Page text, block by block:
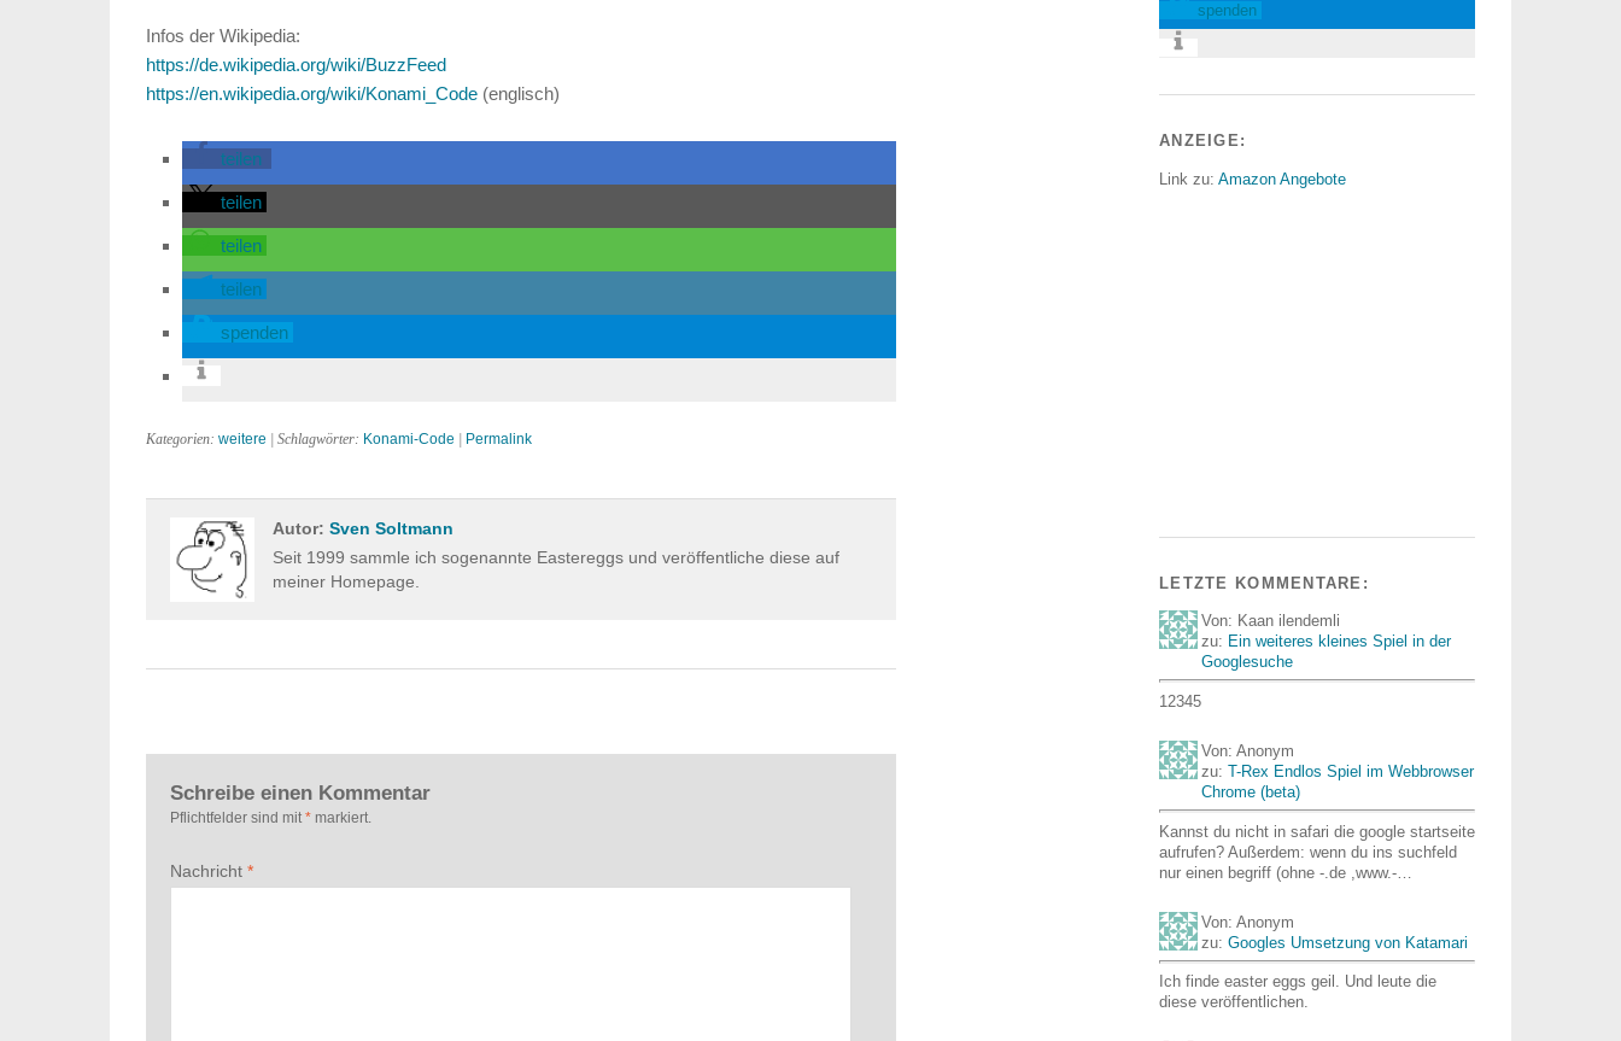
Infos der Wikipedia:
https://de.wikipedia.org/wiki/BuzzFeed
https://en.wikipedia.org/wiki/Konami_Code (englisch)
teilen
teilen
teilen
teilen
spenden
Kategorien: weitere | Schlagwörter: Konami-Code Permalink
Autor: Sven Soltmann
Seit 1999 sammle ich sogenannte Eastereggs und veröffentliche diese auf
meiner Homepage.
Schreibe einen Kommentar
Pflichtfelder sind mit * markiert.
Nachricht *
spenden
ANZEIGE:
Link zu: Amazon Angebote
LETZTE KOMMENTARE:
Von: Kaan ilendemli
zu: Ein weiteres kleines Spiel in der
Googlesuche
12345
Von: Anonym
zu: T-Rex Endlos Spiel im Webbrowser
Chrome (beta)
Kannst du nicht in safari die google startseite
aufrufen? Außerdem: wenn du ins suchfeld
nur einen begriff (ohne -.de ,www.-…
Von: Anonym
zu: Googles Umsetzung von Katamari
Ich finde easter eggs geil. Und leute die
diese veröffentlichen.